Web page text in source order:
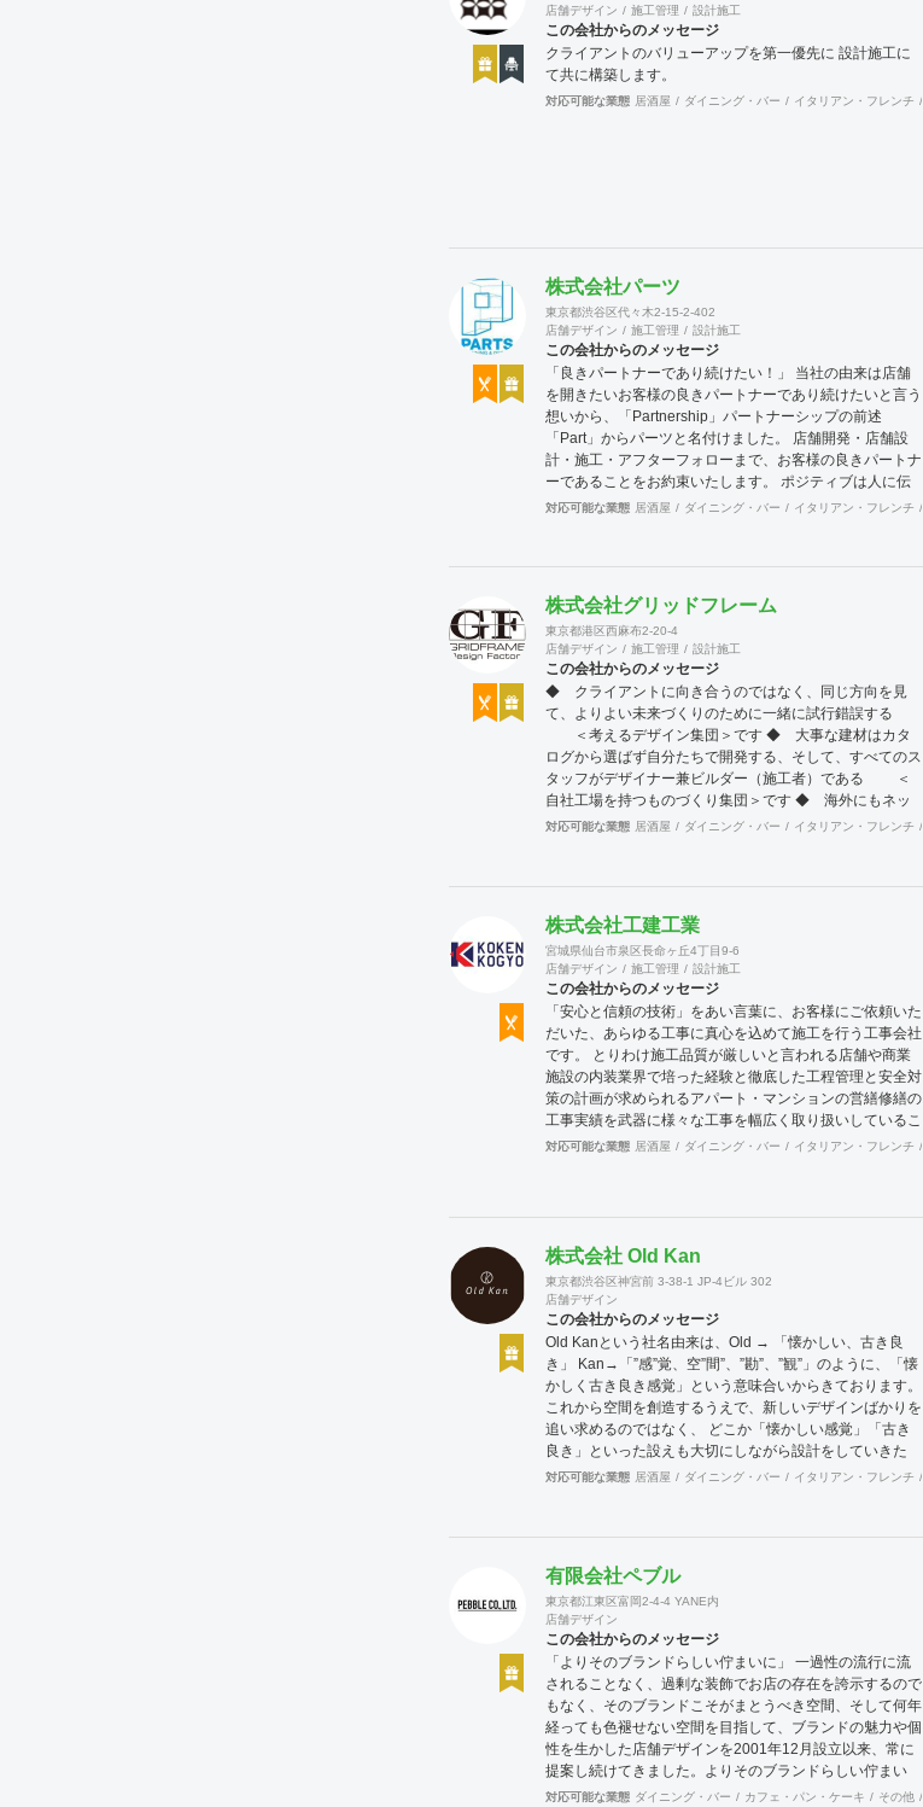
店舗デザイン
施工管理 設計施工
この会社からのメッセージ
クライアントのバリューアップを第一優先に 設計施工に
て共に構築します。
対応可能な業態 居酒屋 ダイニング・バー イタリアン・フレンチ
株式会社パーツ
東京都渋谷区代々木2-15-2-402
店舗デザイン
施工管理 設計施工
この会社からのメッセージ
「良きパートナーであり続けたい！」 当社の由来は店舗
を開きたいお客様の良きパートナーであり続けたいと言う
想いから、「Partnership」パートナーシップの前述
「Part」からパーツと名付けました。 店舗開発・店舗設
計・施工・アフターフォローまで、お客様の良きパートナ
ーであることをお約束いたします。 ポジティブは人に伝
わります。 伝わったポジティブが幸せを呼び込み、呼び
認下さい。 <a
対応可能な業態 居酒屋 ダイニング・バー イタリアン・フレンチ
株式会社グリッドフレーム
東京都港区西麻布2-20-4
店舗デザイン
施工管理 設計施工
この会社からのメッセージ
◆ クライアントに向き合うのではなく、同じ方向を見
て、よりよい未来づくりのために一緒に試行錯誤する
＜考えるデザイン集団＞です ◆ 大事な建材はカタ
ログから選ばず自分たちで開発する、そして、すべてのス
タッフがデザイナー兼ビルダー（施工者）である ＜
自社工場を持つものづくり集団＞です ◆ 海外にもネッ
トワークを持ち、英語や中国語に堪能なスタッフたちが、
案件、施工案件、造作物制作など、多様な請負形態が可能
が可能で、例えば通常デザイン性とは無縁な特定防火設備
（鉄扉）などにも高いデザイン性を施すことも可能です。
GRIDFRAME とりかえのきかない空間
https://gridframe.co.jp/ Synes(シネス) 霧のようなやわら
かな空間 http://synes.jp/ SOTOCHIKU 時間の蓄積を
取り込む空間 https://sotochiku.com/
対応可能な業態 居酒屋 ダイニング・バー イタリアン・フレンチ
株式会社工建工業
宮城県仙台市泉区長命ヶ丘4丁目9-6
店舗デザイン
施工管理 設計施工
この会社からのメッセージ
「安心と信頼の技術」をあい言葉に、お客様にご依頼いた
だいた、あらゆる工事に真心を込めて施工を行う工事会社
です。 とりわけ施工品質が厳しいと言われる店舗や商業
施設の内装業界で培った経験と徹底した工程管理と安全対
策の計画が求められるアパート・マンションの営繕修繕の
工事実績を武器に様々な工事を幅広く取り扱いしているこ
とが当社の大きな特徴です。
対応可能な業態 居酒屋 ダイニング・バー イタリアン・フレンチ
株式会社 Old Kan
東京都渋谷区神宮前 3-38-1 JP-4ビル 302
店舗デザイン
この会社からのメッセージ
Old Kanという社名由来は、Old → 「懐かしい、古き良
き」 Kan→「”感”覚、空”間”、”勘”、”観”」のように、「懐
かしく古き良き感覚」という意味合いからきております。
これから空間を創造するうえで、新しいデザインばかりを
追い求めるのではなく、 どこか「懐かしい感覚」「古き
良き」といった設えも大切にしながら設計をしていきた
い。 そんな思いの下、日々クライアント様、そしてその
Urata https://old-kan.jp Instagram：
shohei_urata@old-kan.jp 〒150-0001 東京都渋谷区神宮
前 3-38-1 JP-4ビル 302
対応可能な業態 居酒屋 ダイニング・バー イタリアン・フレンチ
有限会社ペブル
東京都江東区富岡2-4-4 YANE内
店舗デザイン
この会社からのメッセージ
「よりそのブランドらしい佇まいに」 一過性の流行に流
されることなく、過剰な装飾でお店の存在を誇示するので
もなく、そのブランドこそがまとうべき空間、そして何年
経っても色褪せない空間を目指して、ブランドの魅力や個
性を生かした店舗デザインを2001年12月設立以来、常に
提案し続けてきました。よりそのブランドらしい佇まい
に。 「必要な箇所に、必要なデザインを」 2012年からは
対応可能な業態 ダイニング・バー カフェ・パン・ケーキ その他